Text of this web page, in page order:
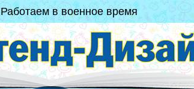
Работаем в военное время